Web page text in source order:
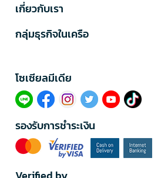
เกี่ยวกับเรา
กลุ่มธุรกิจในเครือ
โซเซียลมีเดีย​
รองรับการชำระเงิน